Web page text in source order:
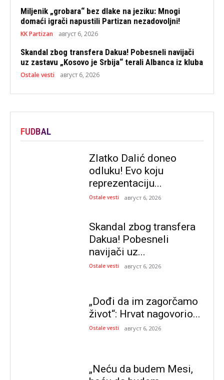
Miljenik „grobara“ bez dlake na jeziku: Mnogi
domaći igrači napustili Partizan nezadovoljni!
KK Partizan август 6, 2026
Skandal zbog transfera Dakua! Pobesneli navijači
uz zastavu „Kosovo je Srbija“ terali Albanca iz kluba
Ostale vesti август 6, 2026
FUDBAL
Zlatko Dalić doneo
odluku! Evo koju
reprezentaciju...
Ostale vesti август 6, 2026
Skandal zbog transfera
Dakua! Pobesneli
navijači uz...
Ostale vesti август 6, 2026
„Dođi da im zagorčamo
život“: Hrvat nagovorio...
Ostale vesti август 6, 2026
„Neću da budem Mesi,